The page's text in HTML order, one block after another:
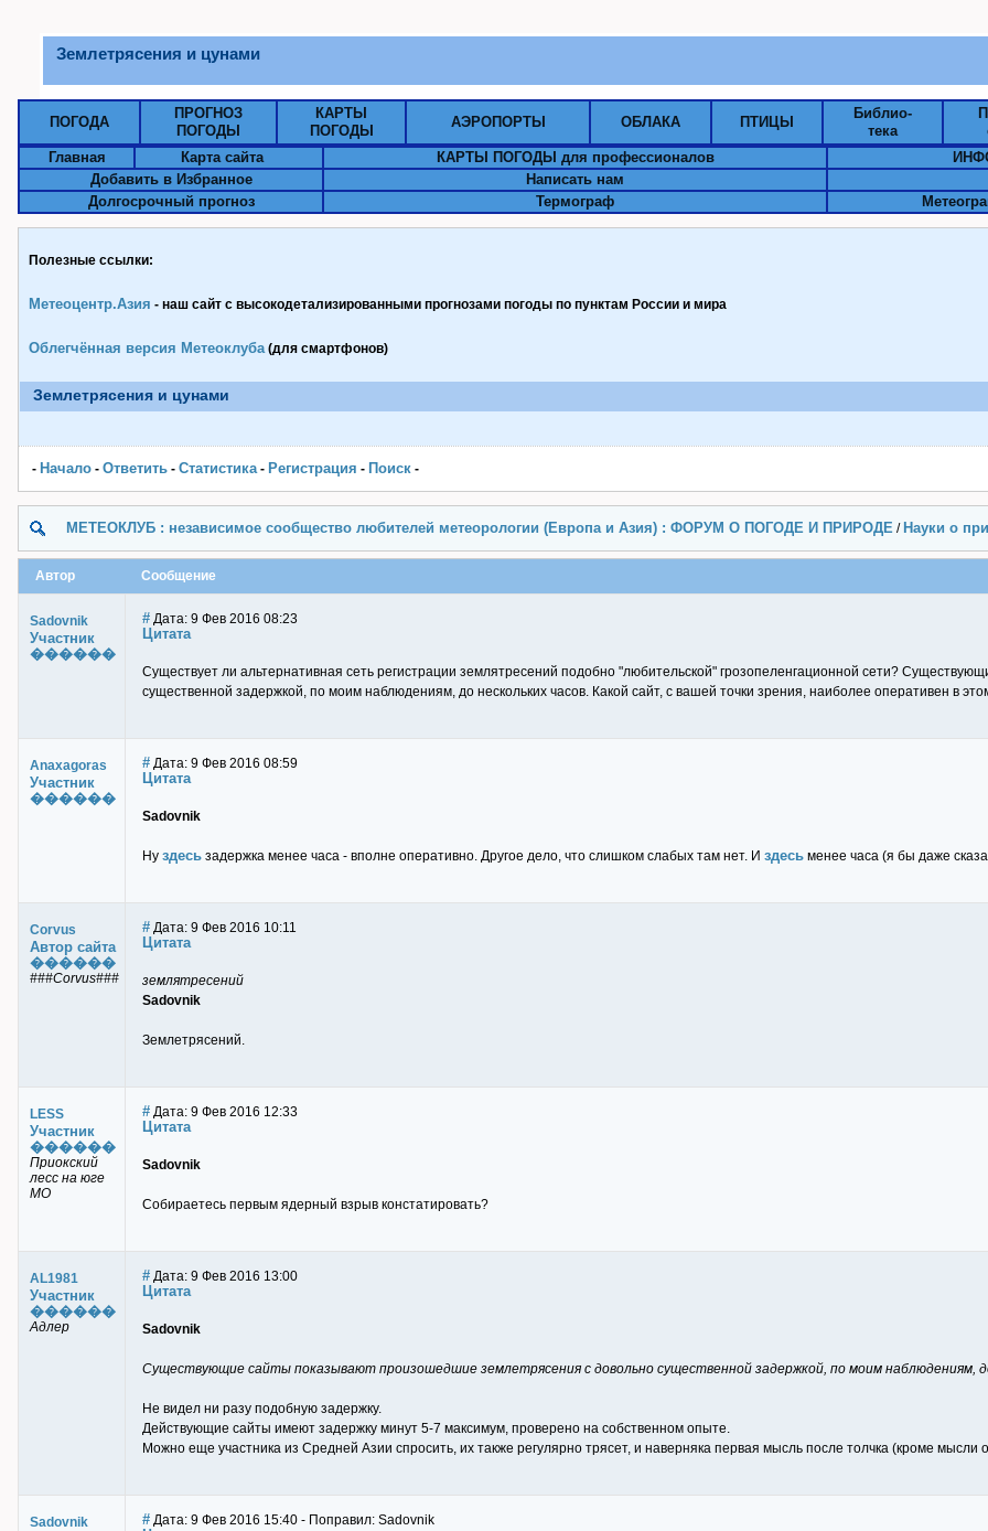
Землетрясения и цунами
ПОГОДА
ПРОГНОЗ
ПОГОДЫ
КАРТЫ
ПОГОДЫ
АЭРОПОРТЫ ОБЛАКА ПТИЦЫ
Библио-
тека
Главная
Карта сайта КАРТЫ ПОГОДЫ для профессионалов
Добавить в Избранное
Написать нам
Долгосрочный прогноз
Термограф
Полезные ссылки:
Метеоцентр.Азия - наш сайт с высокодетализированными прогнозами погоды по пунктам Pоссии и мира
Облегчённая версия Метеоклуба(для смартфонов)
Землетрясения и цунами
- Начало - Ответить - Статистика- Pегистрация - Поиск -
МЕТЕОКЛУБ : независимое сообщество любителей метеорологии (Европа и Азия) : ФОРУМ О ПОГОДЕ И ПРИРОДЕ / Науки о
Автор Сообщение
Sadovnik
Участник
������
# Дата: 9 Фев 2016 08:23
Цитата
Существует ли альтернативная сеть регистрации землятресений подобно "любительской" грозопеленгационной сети?
существенной задержкой, по моим наблюдениям, до нескольких часов. Какой сайт, с вашей точки зрения, наиболее оперативен в
Anaxagoras
Участник
������
# Дата: 9 Фев 2016 08:59
Цитата
Sadovnik
Ну здесь задержка менее часа - вполне оперативно. Другое дело, что слишком слабых там нет. И здесь менее часа (я бы даже
Corvus
Автор сайта
������
###Corvus###
# Дата: 9 Фев 2016 10:11
Цитата
землятресений
Sadovnik
Землетрясений.
LESS
Участник
������
Приокский
лесс на юге
МО
# Дата: 9 Фев 2016 12:33
Цитата
Sadovnik
Собираетесь первым ядерный взрыв констатировать?
AL1981
Участник
������
Адлер
# Дата: 9 Фев 2016 13:00
Цитата
Sadovnik
Существующие сайты показывают произошедшие землетрясения с довольно существенной задержкой, по моим наблюдениям,
Не видел ни разу подобную задержку.
Действующие сайты имеют задержку минут 5-7 максимум, проверено на собственном опыте.
Можно еще участника из Средней Азии спросить, их также регулярно трясет, и наверняка первая мысль после толчка (кроме мысли
Sadovnik # Дата: 9 Фев 2016 15:40 - Поправил: Sadovnik